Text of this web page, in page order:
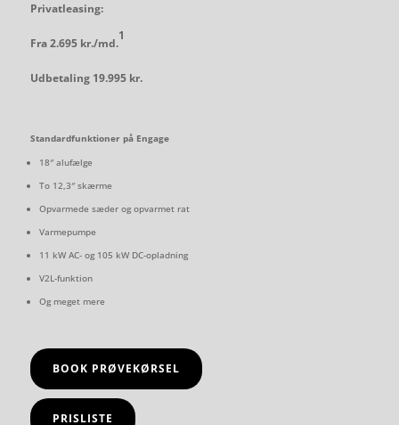
Privatleasing:
Fra 2.695 kr./md.
1
Udbetaling 19.995 kr.
Standardfunktioner på Engage
18″ alufælge
To 12,3″ skærme
Opvarmede sæder og opvarmet rat
Varmepumpe
11 kW AC- og 105 kW DC-opladning
V2L-funktion
Og meget mere
BOOK PRØVEKØRSEL
PRISLISTE